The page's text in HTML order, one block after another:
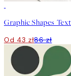
Od 43 zł86 zł